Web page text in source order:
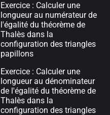
Exercice : Calculer une
longueur au numérateur de
l'égalité du théorème de
Thalès dans la
configuration des triangles
papillons
Exercice : Calculer une
longueur au dénominateur
de l'égalité du théorème de
Thalès dans la
configuration des triangles